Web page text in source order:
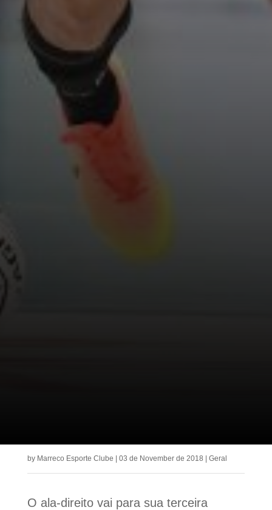
by Marreco Esporte Clube | 03 de November de 2018 | Geral
O ala-direito vai para sua terceira